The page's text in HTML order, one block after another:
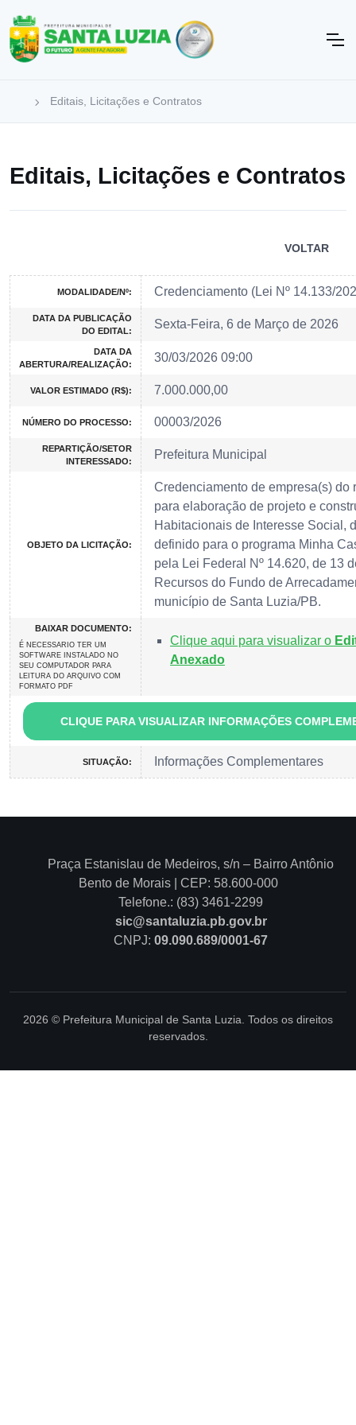
Editais, Licitações e Contratos
Editais, Licitações e Contratos
VOLTAR
MODALIDADE/Nº: Credenciamento (Lei Nº 14.133/
DATA DA PUBLICAÇÃO
DO EDITAL:
Sexta-Feira, 6 de Março de 2026
DATA DA
ABERTURA/REALIZAÇÃO:
30/03/2026 09:00
VALOR ESTIMADO (R$): 7.000.000,00
NÚMERO DO PROCESSO: 00003/2026
REPARTIÇÃO/SETOR
INTERESSADO:
Prefeitura Municipal
OBJETO DA LICITAÇÃO:
Credenciamento de empresa(s) do
para elaboração de projeto e
Habitacionais de Interesse Social,
definido para o programa Minha
pela Lei Federal Nº 14.620, de 13
Recursos do Fundo de
município de Santa Luzia/PB.
BAIXAR DOCUMENTO:
É NECESSARIO TER UM
SOFTWARE INSTALADO NO
SEU COMPUTADOR PARA
LEITURA DO ARQUIVO COM
FORMATO PDF
Clique aqui para visualizar o
Anexado
CLIQUE PARA VISUALIZAR INFORMAÇÕES
SITUAÇÃO: Informações Complementares
Praça Estanislau de Medeiros, s/n – Bairro Antônio
Bento de Morais | CEP: 58.600-000
Telefone.: (83) 3461-2299
sic@santaluzia.pb.gov.br
CNPJ: 09.090.689/0001-67
2026 © Prefeitura Municipal de Santa Luzia. Todos os direitos
reservados.